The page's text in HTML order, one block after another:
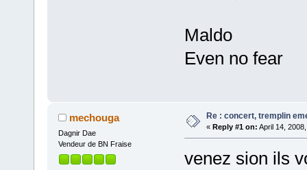
Maldo
Even no fear
mechouga
Dagnir Dae
Vendeur de BN Fraise
Re : concert, tremplin
« Reply #1 on: April 14,
venez sion ils